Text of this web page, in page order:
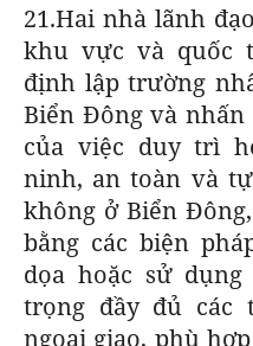
21.Hai nhà lãnh
khu vực và quốc
định lập trường
Biển Đông và
của việc duy trì
ninh, an toàn và
không ở Biển
bằng các biện
dọa hoặc sử
trọng đầy đủ các
ngoại giao, phù